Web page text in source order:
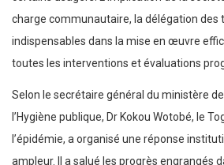
charge communautaire, la délégation des
indispensables dans la mise en œuvre
toutes les interventions et évaluations
Selon le secrétaire général du ministère
l’Hygiène publique, Dr Kokou Wotobé, le
l’épidémie, a organisé une réponse
ampleur. Il a salué les progrès engrangés